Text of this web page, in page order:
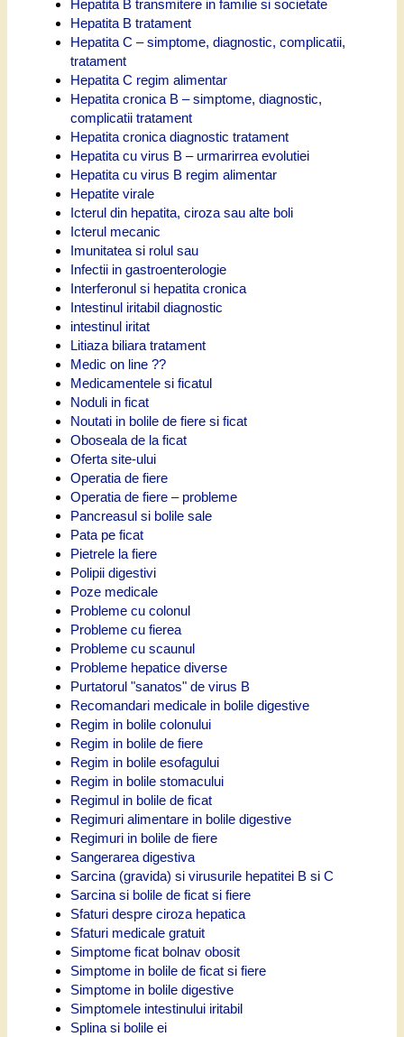
Hepatita B transmitere in familie si societate
Hepatita B tratament
Hepatita C – simptome, diagnostic, complicatii,
tratament
Hepatita C regim alimentar
Hepatita cronica B – simptome, diagnostic,
complicatii tratament
Hepatita cronica diagnostic tratament
Hepatita cu virus B – urmarirrea evolutiei
Hepatita cu virus B regim alimentar
Hepatite virale
Icterul din hepatita, ciroza sau alte boli
Icterul mecanic
Imunitatea si rolul sau
Infectii in gastroenterologie
Interferonul si hepatita cronica
Intestinul iritabil diagnostic
intestinul iritat
Litiaza biliara tratament
Medic on line ??
Medicamentele si ficatul
Noduli in ficat
Noutati in bolile de fiere si ficat
Oboseala de la ficat
Oferta site-ului
Operatia de fiere
Operatia de fiere – probleme
Pancreasul si bolile sale
Pata pe ficat
Pietrele la fiere
Polipii digestivi
Poze medicale
Probleme cu colonul
Probleme cu fierea
Probleme cu scaunul
Probleme hepatice diverse
Purtatorul "sanatos" de virus B
Recomandari medicale in bolile digestive
Regim in bolile colonului
Regim in bolile de fiere
Regim in bolile esofagului
Regim in bolile stomacului
Regimul in bolile de ficat
Regimuri alimentare in bolile digestive
Regimuri in bolile de fiere
Sangerarea digestiva
Sarcina (gravida) si virusurile hepatitei B si C
Sarcina si bolile de ficat si fiere
Sfaturi despre ciroza hepatica
Sfaturi medicale gratuit
Simptome ficat bolnav obosit
Simptome in bolile de ficat si fiere
Simptome in bolile digestive
Simptomele intestinului iritabil
Splina si bolile ei